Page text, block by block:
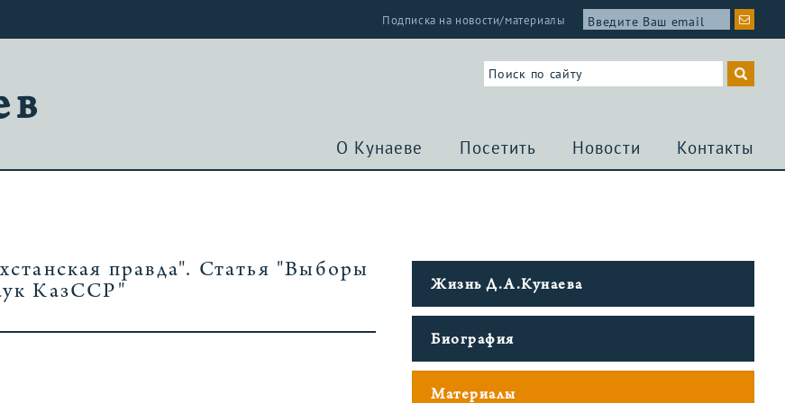
Подписка на новости/материалы
О Кунаеве Посетить Новости Контакты
правда". Статья "Выборы
КазССР"
Жизнь Д.А.Кунаева
Биография
Материалы